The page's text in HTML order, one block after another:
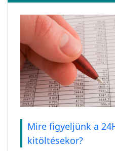
Mire figyeljünk a
kitöltésekor?